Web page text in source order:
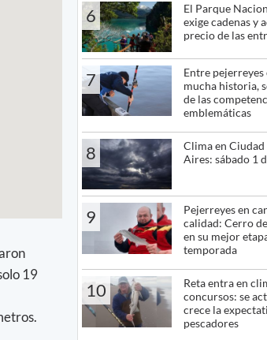
19
6
El Parque
exige cadenas y
precio de las
7
Entre pejerreyes
mucha historia,
de las
emblemáticas
8
Clima en Ciudad
Aires: sábado 1
9
Pejerreyes en
calidad: Cerro
en su mejor
temporada
10
Reta entra en
concursos: se
crece la
pescadores